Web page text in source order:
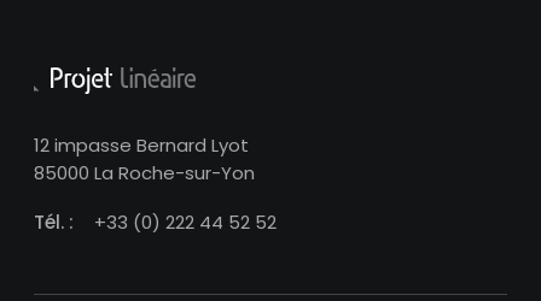
12 impasse Bernard Lyot
85000 La Roche-sur-Yon
Tél. :
+33 (0) 222 44 52 52